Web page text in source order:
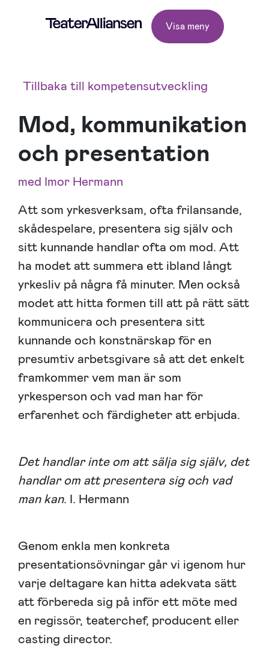
Visa meny
Tillbaka till kompetensutveckling
Mod, kommunikation
och presentation
med Imor Hermann
Att som yrkesverksam, ofta frilansande,
skådespelare, presentera sig själv och
sitt kunnande handlar ofta om mod. Att
ha modet att summera ett ibland långt
yrkesliv på några få minuter. Men också
modet att hitta formen till att på rätt sätt
kommunicera och presentera sitt
kunnande och konstnärskap för en
presumtiv arbetsgivare så att det enkelt
framkommer vem man är som
yrkesperson och vad man har för
erfarenhet och färdigheter att erbjuda.
Det handlar inte om att sälja sig själv, det
handlar om att presentera sig och vad
man kan. I. Hermann
Genom enkla men konkreta
presentationsövningar går vi igenom hur
varje deltagare kan hitta adekvata sätt
att förbereda sig på inför ett möte med
en regissör, teaterchef, producent eller
casting director.